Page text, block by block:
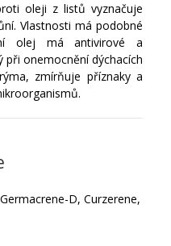
oleji z listů vyznačuje
Vlastnosti má podobné
olej má antivirové a
při onemocnění dýchacích
zmírňuje příznaky a
D, Curzerene,